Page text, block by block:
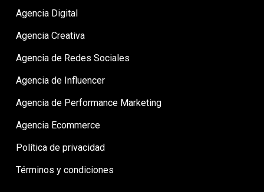
Agencia Digital
Agencia Creativa
Agencia de Redes Sociales
Agencia de Influencer
Agencia de Performance Marketing
Agencia Ecommerce
Política de privacidad
Términos y condiciones